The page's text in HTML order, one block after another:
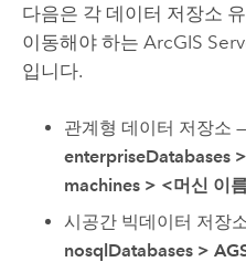
다음은 각 데이터 저장소
이동해야 하는 ArcGIS
입니다.
관계형 데이터 저장소
enterpriseDatabases >
machines > <머신 이
시공간 빅데이터 저장
nosqlDatabases >